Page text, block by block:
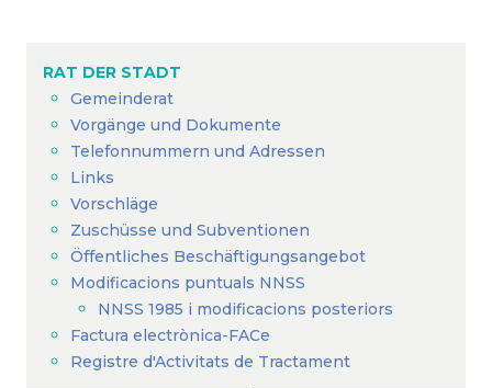
RAT DER STADT
Gemeinderat
Vorgänge und Dokumente
Telefonnummern und Adressen
Links
Vorschläge
Zuschüsse und Subventionen
Öffentliches Beschäftigungsangebot
Modificacions puntuals NNSS
NNSS 1985 i modificacions posteriors
Factura electrònica-FACe
Registre d'Activitats de Tractament